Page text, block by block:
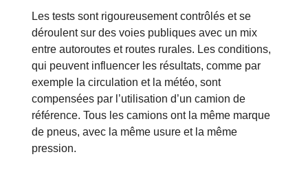
Les tests sont rigoureusement contrôlés et se
déroulent sur des voies publiques avec un mix
entre autoroutes et routes rurales. Les conditions,
qui peuvent influencer les résultats, comme par
exemple la circulation et la météo, sont
compensées par l’utilisation d’un camion de
référence. Tous les camions ont la même marque
de pneus, avec la même usure et la même
pression.